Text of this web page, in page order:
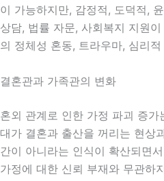
이 가능하지만, 감정적, 도덕적,
상담, 법률 자문, 사회복지 지원
의 정체성 혼동, 트라우마, 심리
결혼관과 가족관의 변화
혼외 관계로 인한 가정 파괴 증
대가 결혼과 출산을 꺼리는 현상
간이 아니라는 인식이 확산되면
가정에 대한 신뢰 부재와 무관하